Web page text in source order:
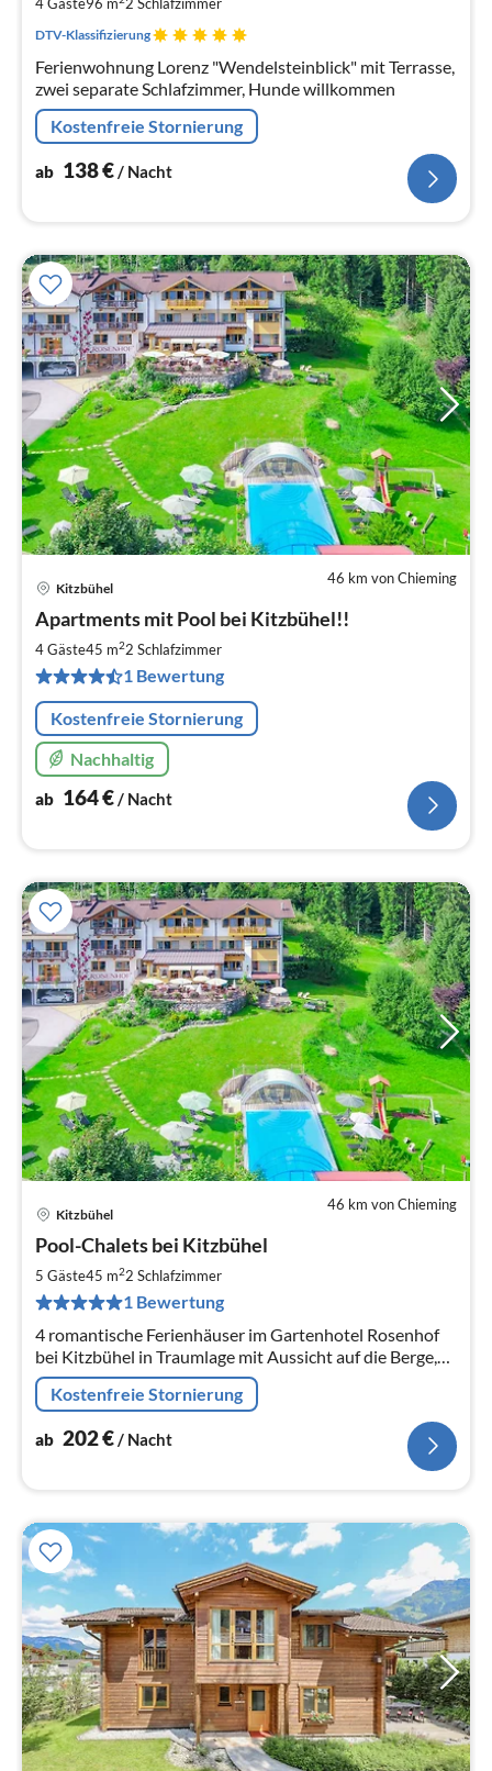
4 Gäste96 m 2 Schlafzimmer
DTV-Klassifizierung
Ferienwohnung Lorenz "Wendelsteinblick" mit Terrasse,
zwei separate Schlafzimmer, Hunde willkommen
Kostenfreie Stornierung
ab 138€/ Nacht
46 km von Chieming
Kitzbühel
Apartments mit Pool bei Kitzbühel!!
4 Gäste45 m22 Schlafzimmer
1 Bewertung
Kostenfreie Stornierung
Nachhaltig
ab 164€ / Nacht
46 km von Chieming
Kitzbühel
Pool-Chalets bei Kitzbühel
5 Gäste45 m22 Schlafzimmer
1 Bewertung
4 romantische Ferienhäuser im Gartenhotel Rosenhof
bei Kitzbühel in Traumlage mit Aussicht auf die Berge,
im 5000 m² Hotelgarten mit allen Rosenhof Vorteilen
Kostenfreie Stornierung
ab 202€/ Nacht